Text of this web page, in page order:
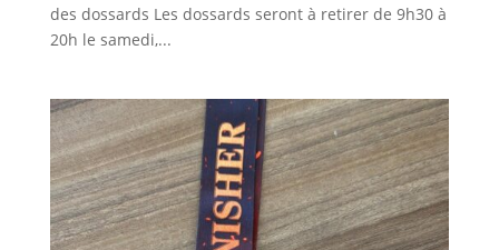
des dossards Les dossards seront à retirer de 9h30 à
20h le samedi,...